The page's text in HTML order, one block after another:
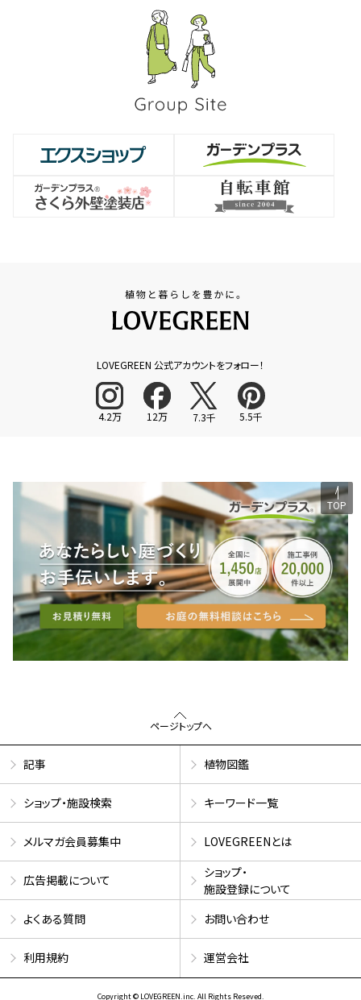
LOVEGREEN 公式アカウントをフォロー！
4.2万 12万 7.3千 5.5千
TOP
ページトップへ
記事 植物図鑑
ショップ・施設検索 キーワード一覧
メルマガ会員募集中 LOVEGREENとは
広告掲載について
ショップ・
施設登録について
よくある質問
お問い合わせ
利用規約 運営会社
Copyright © LOVEGREEN.inc. All Rights Reseved.